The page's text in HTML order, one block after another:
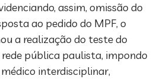
assim, omissão do
ao pedido do MPF, o
a realização do teste do
pública paulista, impondo
interdisciplinar,